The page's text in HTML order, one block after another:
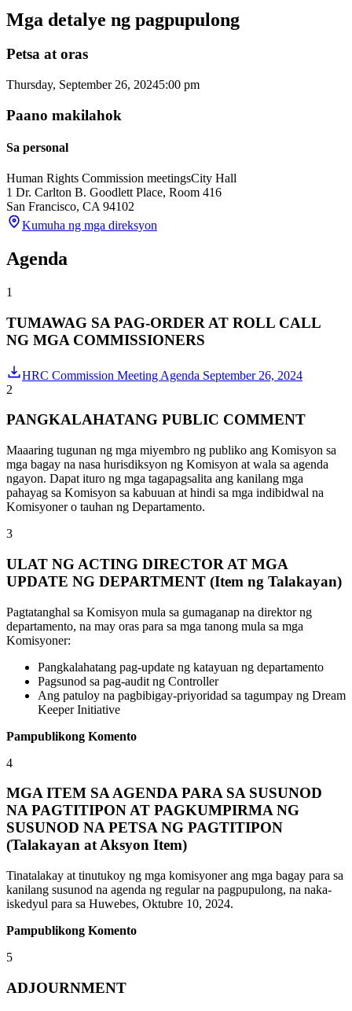
Mga detalye ng pagpupulong
Petsa at oras
Thursday, September 26, 20245:00 pm
Paano makilahok
Sa personal
Human Rights Commission meetingsCity Hall
1 Dr. Carlton B. Goodlett Place, Room 416
San Francisco, CA 94102
Kumuha ng mga direksyon
Agenda
1
TUMAWAG SA PAG-ORDER AT ROLL CALL
NG MGA COMMISSIONERS
HRC Commission Meeting Agenda September 26, 2024
2
PANGKALAHATANG PUBLIC COMMENT
Maaaring tugunan ng mga miyembro ng publiko ang Komisyon sa
mga bagay na nasa hurisdiksyon ng Komisyon at wala sa agenda
ngayon. Dapat ituro ng mga tagapagsalita ang kanilang mga
pahayag sa Komisyon sa kabuuan at hindi sa mga indibidwal na
Komisyoner o tauhan ng Departamento.
3
ULAT NG ACTING DIRECTOR AT MGA
UPDATE NG DEPARTMENT (Item ng Talakayan)
Pagtatanghal sa Komisyon mula sa gumaganap na direktor ng
departamento, na may oras para sa mga tanong mula sa mga
Komisyoner:
Pangkalahatang pag-update ng katayuan ng departamento
Pagsunod sa pag-audit ng Controller
Ang patuloy na pagbibigay-priyoridad sa tagumpay ng Dream
Keeper Initiative
Pampublikong Komento
4
MGA ITEM SA AGENDA PARA SA SUSUNOD
NA PAGTITIPON AT PAGKUMPIRMA NG
SUSUNOD NA PETSA NG PAGTITIPON
(Talakayan at Aksyon Item)
Tinatalakay at tinutukoy ng mga komisyoner ang mga bagay para sa
kanilang susunod na agenda ng regular na pagpupulong, na naka-
iskedyul para sa Huwebes, Oktubre 10, 2024.
Pampublikong Komento
5
ADJOURNMENT